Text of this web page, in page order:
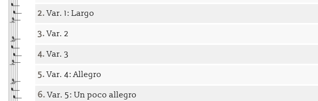
2.Var. 1: Largo
3.Var. 2
4.Var. 3
5.Var. 4: Allegro
6.Var. 5: Un poco allegro